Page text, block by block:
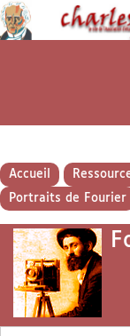
Accueil
Portraits de Fourier